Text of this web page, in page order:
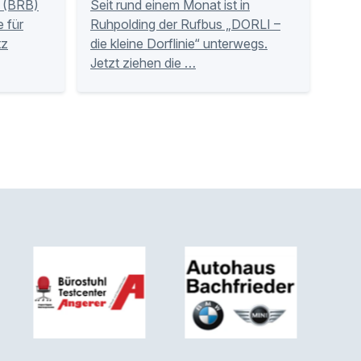
für
Seit rund einem Monat ist in
Ruhpolding der Rufbus „DORLI –
die kleine Dorflinie“ unterwegs.
Jetzt ziehen die …